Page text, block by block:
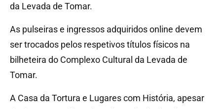
da Levada de Tomar.
As pulseiras e ingressos adquiridos online devem
ser trocados pelos respetivos títulos físicos na
bilheteira do Complexo Cultural da Levada de
Tomar.
A Casa da Tortura e Lugares com História, apesar